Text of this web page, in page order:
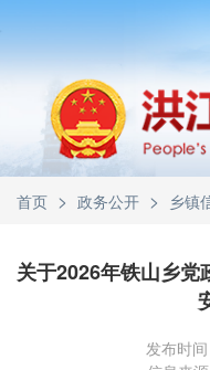
首页 > 政务公开 > 乡镇
关于2026年铁山乡党
发布时